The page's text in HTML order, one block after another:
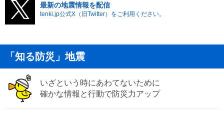
最新の地震情報を配信
tenki.jp公式X（旧Twitter）をご利用ください。
「知る防災」地震
いざという時にあわてないために
確かな情報と行動で防災力アップ